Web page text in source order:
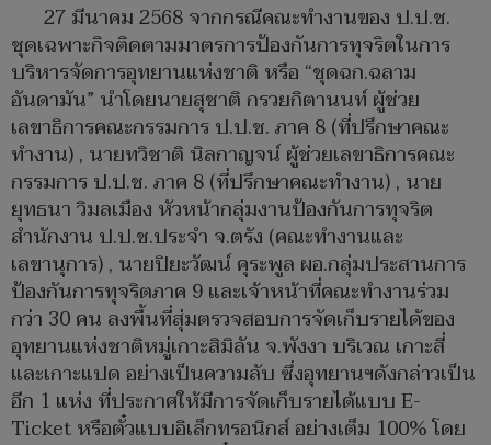
27 มีนาคม 2568 จากกรณีคณะทำงานของ ป.ป.ช.
ชุดเฉพาะกิจติดตามมาตรการป้องกันการทุจริตในการ
บริหารจัดการอุทยานแห่งชาติ หรือ “ชุดฉก.ฉลาม
อันดามัน” นำโดยนายสุชาติ กรวยกิตานนท์ ผู้ช่วย
เลขาธิการคณะกรรมการ ป.ป.ช. ภาค 8 (ที่ปรึกษาคณะ
ทำงาน) , นายทวิชาติ นิลกาญจน์ ผู้ช่วยเลขาธิการคณะ
กรรมการ ป.ป.ช. ภาค 8 (ที่ปรึกษาคณะทำงาน) , นาย
ยุทธนา วิมลเมือง หัวหน้ากลุ่มงานป้องกันการทุจริต
สำนักงาน ป.ป.ช.ประจำ จ.ตรัง (คณะทำงานและ
เลขานุการ) , นายปิยะวัฒน์ คุระพูล ผอ.กลุ่มประสานการ
ป้องกันการทุจริตภาค 9 และเจ้าหน้าที่คณะทำงานร่วม
กว่า 30 คน ลงพื้นที่สุ่มตรวจสอบการจัดเก็บรายได้ของ
อุทยานแห่งชาติหมู่เกาะสิมิลัน จ.พังงา บริเวณ เกาะสี่
และเกาะแปด อย่างเป็นความลับ ซึ่งอุทยานฯดังกล่าวเป็น
อีก 1 แห่ง ที่ประกาศให้มีการจัดเก็บรายได้แบบ E-
Ticket หรือตั๋วแบบอิเล็กทรอนิกส์ อย่างเต็ม 100% โดย